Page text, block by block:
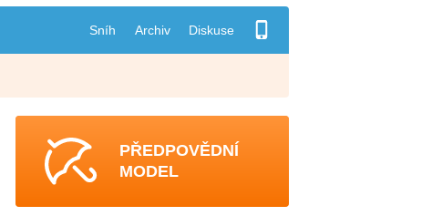
Sníh Archiv Diskuse
PŘEDPOVĚDNÍ
MODEL